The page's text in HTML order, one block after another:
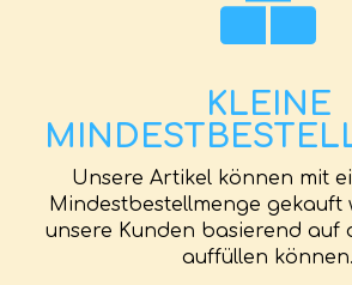
KLEINE
Unsere Artikel können mit
Mindestbestellmenge gekauft
unsere Kunden basierend auf
auffüllen können.